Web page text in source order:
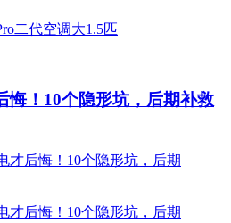
悔！10个隐形坑，后期补救